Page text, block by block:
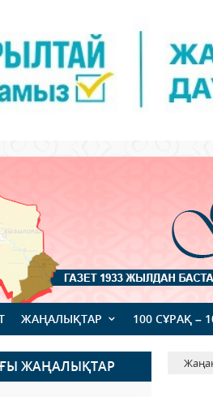
ЖАҢАЛЫҚТАР 100 СҰРАҚ –
ЖАҢАЛЫҚТАР